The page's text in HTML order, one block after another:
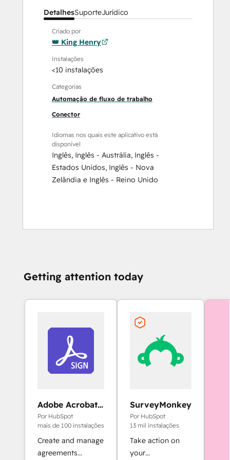
DetalhesSuporteJurídico
Criado por
👑 King Henry
Instalações
<10 instalações
Categorias
Automação de fluxo de trabalho
Conector
Idiomas nos quais este aplicativo está
disponível
Inglês, Inglês - Austrália, Inglês -
Estados Unidos, Inglês - Nova
Zelândia e Inglês - Reino Unido
Getting attention today
Adobe Acrobat
Sign
Por HubSpot
mais de 100 instalações
Create and manage
agreements
SurveyMonkey
Por HubSpot
13 mil instalações
Take action on
your